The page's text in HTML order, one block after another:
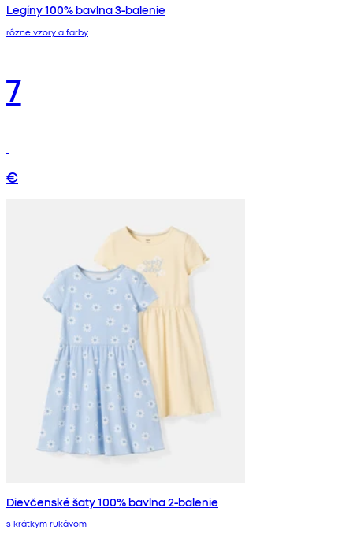
Legíny 100% bavlna 3-balenie
rôzne vzory a farby
7
€
Dievčenské šaty 100% bavlna 2-balenie
s krátkym rukávom